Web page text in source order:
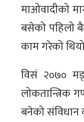
माओवादीको
बसेको पहिलो
काम गरेको
विसं २०७०
लोकतान्त्रिक
बनेको संविधान